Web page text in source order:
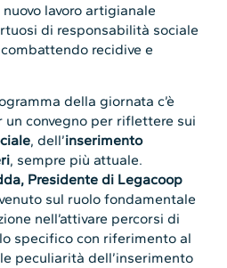
lavoro artigianale
di responsabilità sociale
recidive e
della giornata c’è
un convegno per riflettere sui
, dell’inserimento
, sempre più attuale.
Presidente di Legacoop
sul ruolo fondamentale
nell’attivare percorsi di
specifico con riferimento al
peculiarità dell’inserimento